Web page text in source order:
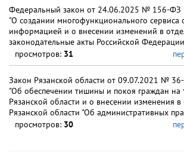
Федеральный закон от 24.06.2025 № 156-ФЗ
"О создании многофункционального сервиса
информацией и о внесении изменений в
законодательные акты Российской
просмотров: 31
Закон Рязанской области от 09.07.2021 №
"Об обеспечении тишины и покоя граждан на
Рязанской области и о внесении изменения
Рязанской области "Об административных
просмотров: 30